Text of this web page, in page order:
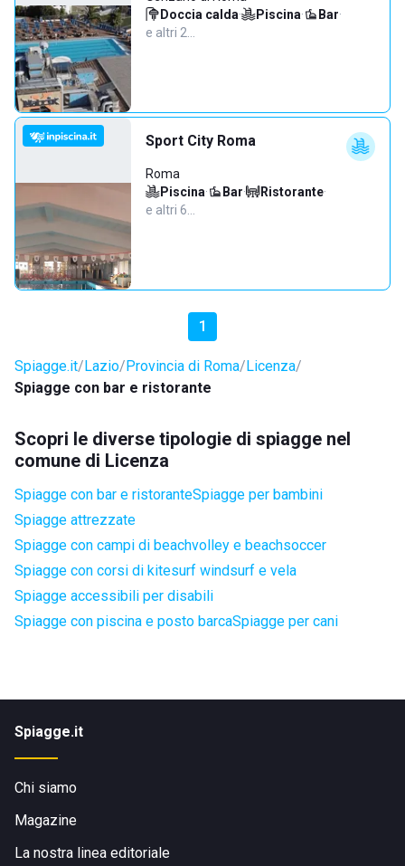
Doccia calda· Piscina· Bar·
e altri 2…
Sport City Roma
Roma
Piscina· Bar· Ristorante·
e altri 6…
1
Spiagge.it Lazio Provincia di Roma Licenza
Spiagge con bar e ristorante
Scopri le diverse tipologie di spiagge nel
comune di Licenza
Spiagge con bar e ristoranteSpiagge per bambini
Spiagge attrezzate
Spiagge con campi di beachvolley e beachsoccer
Spiagge con corsi di kitesurf windsurf e vela
Spiagge accessibili per disabili
Spiagge con piscina e posto barcaSpiagge per cani
Spiagge.it
Chi siamo
Magazine
La nostra linea editoriale